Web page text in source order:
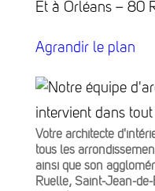
Et à Orléans – 80
Agrandir le plan
Votre architecte
tous les
ainsi que son
Ruelle, Saint-Jean-